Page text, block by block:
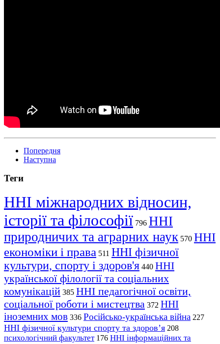
Попередня
Наступна
Теги
ННІ міжнародних відносин,
історії та філософії 796 ННІ
природничих та аграрних наук 570 ННІ
економіки і права 511 ННІ фізичної
культури, спорту і здоров'я 440 ННІ
української філології та соціальних
комунікацій 385 ННІ педагогічної освіти,
соціальної роботи і мистецтва 372 ННІ
іноземних мов 336 Російсько-українська війна 227
ННІ фізичної культури спорту та здоров’я 208
психологічний факультет 176 ННІ інформаційних та